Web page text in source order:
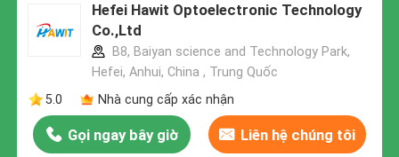
Hefei Hawit Optoelectronic Technology
Co.,Ltd
B8, Baiyan science and Technology Park,
Hefei, Anhui, China , Trung Quốc
5.0
Nhà cung cấp xác nhận
Gọi ngay bây giờ Liên hệ chúng tôi